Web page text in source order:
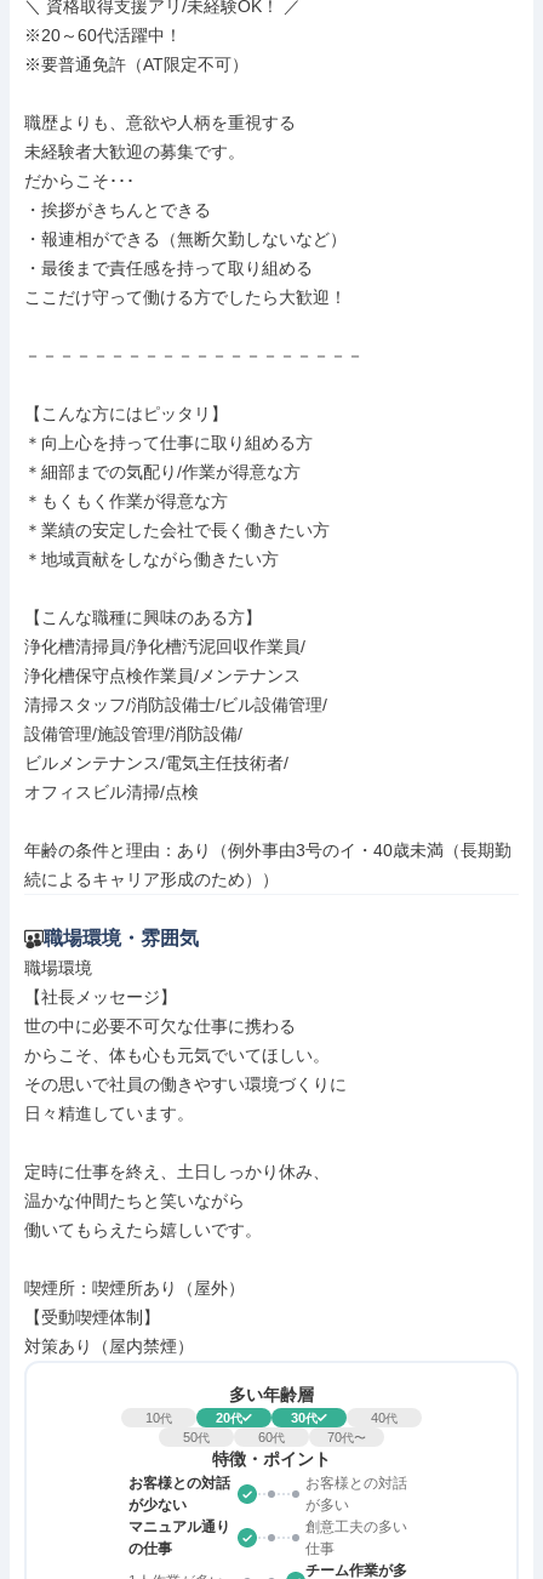
＼ 資格取得支援アリ/未経験OK！ ／
※20～60代活躍中！
※要普通免許（AT限定不可）
職歴よりも、意欲や人柄を重視する
未経験者大歓迎の募集です。
だからこそ･･･
・挨拶がきちんとできる
・報連相ができる（無断欠勤しないなど）
・最後まで責任感を持って取り組める
ここだけ守って働ける方でしたら大歓迎！
－－－－－－－－－－－－－－－－－－－－
【こんな方にはピッタリ】
＊向上心を持って仕事に取り組める方
＊細部までの気配り/作業が得意な方
＊もくもく作業が得意な方
＊業績の安定した会社で長く働きたい方
＊地域貢献をしながら働きたい方
【こんな職種に興味のある方】
浄化槽清掃員/浄化槽汚泥回収作業員/
浄化槽保守点検作業員/メンテナンス
清掃スタッフ/消防設備士/ビル設備管理/
設備管理/施設管理/消防設備/
ビルメンテナンス/電気主任技術者/
オフィスビル清掃/点検
年齢の条件と理由：あり（例外事由3号のイ・40歳未満（長期勤
続によるキャリア形成のため））
職場環境・雰囲気
職場環境
【社長メッセージ】
世の中に必要不可欠な仕事に携わる
からこそ、体も心も元気でいてほしい。
その思いで社員の働きやすい環境づくりに
日々精進しています。
定時に仕事を終え、土日しっかり休み、
温かな仲間たちと笑いながら
働いてもらえたら嬉しいです。
喫煙所：喫煙所あり（屋外）
【受動喫煙体制】
対策あり（屋内禁煙）
多い年齢層
10代 20代 30代 40代
50代 60代 70代〜
特徴・ポイント
お客様との対話
が少ない
お客様との対話
が多い
マニュアル通り
の仕事
創意工夫の多い
仕事
チーム作業が多